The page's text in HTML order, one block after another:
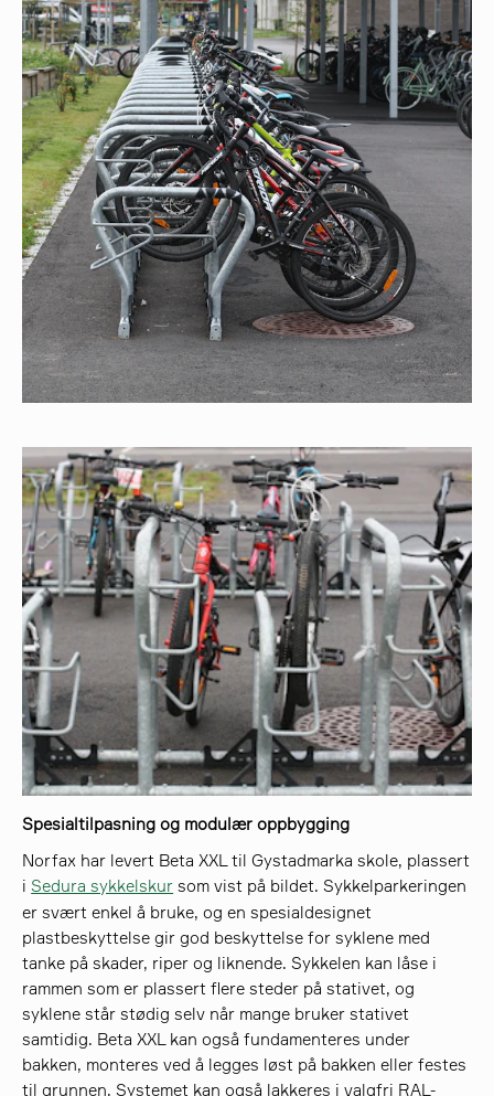
Spesialtilpasning og modulær oppbygging
Norfax har levert Beta XXL til Gystadmarka skole, plassert
iSedura sykkelskur som vist på bildet. Sykkelparkeringen
er svært enkel å bruke, og en spesialdesignet
plastbeskyttelse gir god beskyttelse for syklene med
tanke på skader, riper og liknende. Sykkelen kan låse i
rammen som er plassert flere steder på stativet, og
syklene står stødig selv når mange bruker stativet
samtidig. Beta XXL kan også fundamenteres under
bakken, monteres ved å legges løst på bakken eller festes
til grunnen. Systemet kan også lakkeres i valgfri RAL-